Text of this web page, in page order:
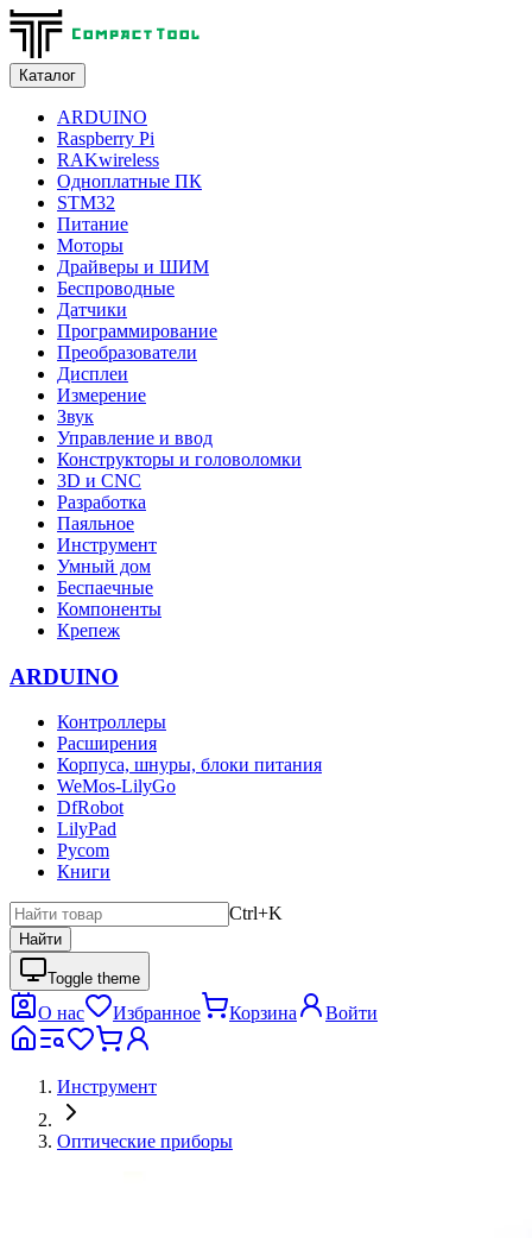
Каталог
ARDUINO
Raspberry Pi
RAKwireless
Одноплатные ПК
STM32
Питание
Моторы
Драйверы и ШИМ
Беспроводные
Датчики
Программирование
Преобразователи
Дисплеи
Измерение
Звук
Управление и ввод
Конструкторы и головоломки
3D и CNC
Разработка
Паяльное
Инструмент
Умный дом
Беспаечные
Компоненты
Крепеж
ARDUINO
Контроллеры
Расширения
Корпуса, шнуры, блоки питания
WeMos-LilyGo
DfRobot
LilyPad
Pycom
Книги
Ctrl+K
Найти
Toggle theme
О нас Избранное Корзина Войти
Инструмент
Оптические приборы